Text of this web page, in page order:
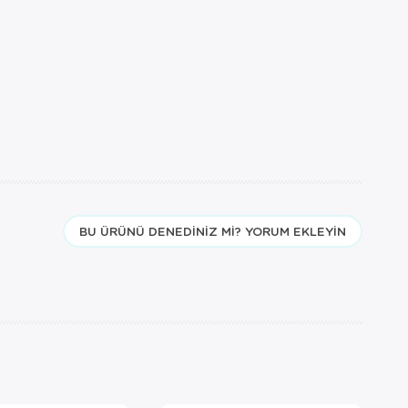
BU ÜRÜNÜ DENEDINIZ MI? YORUM EKLEYIN